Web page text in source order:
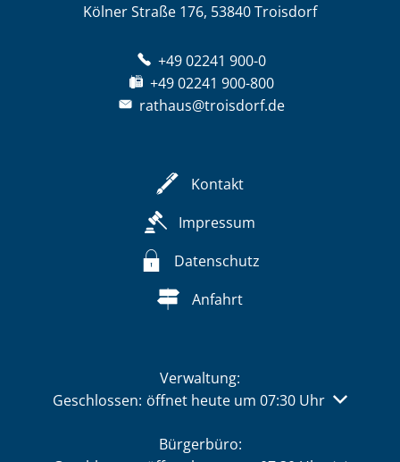
Kölner Straße 176, 53840 Troisdorf
+49 02241 900-0
+49 02241 900-800
rathaus@troisdorf.de
Kontakt
Impressum
Datenschutz
Anfahrt
Verwaltung:
Klicken, um weitere Öffnungs- oder Schließzeiten
Geschlossen: öffnet heute um 07:30 Uhr
Bürgerbüro: